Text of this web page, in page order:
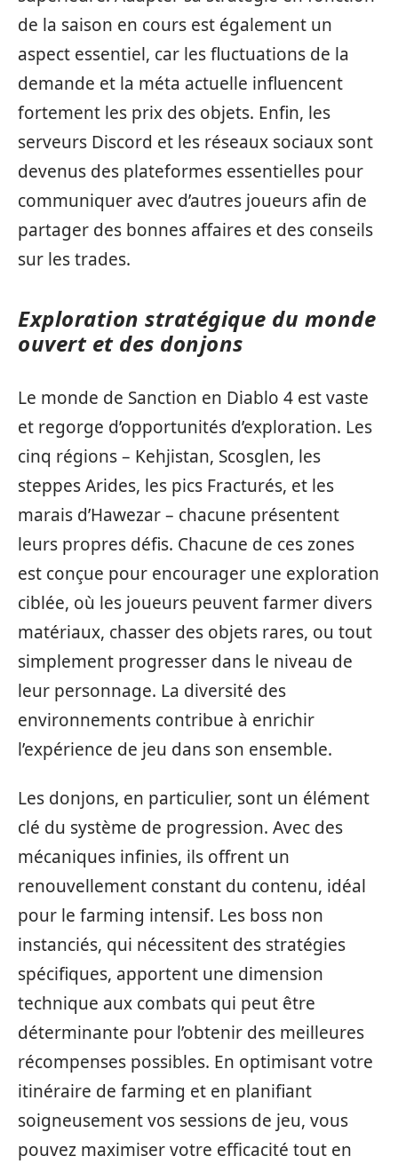
de la saison en cours est également un
aspect essentiel, car les fluctuations de la
demande et la méta actuelle influencent
fortement les prix des objets. Enfin, les
serveurs Discord et les réseaux sociaux sont
devenus des plateformes essentielles pour
communiquer avec d’autres joueurs afin de
partager des bonnes affaires et des conseils
sur les trades.
Exploration stratégique du monde
ouvert et des donjons
Le monde de Sanction en Diablo 4 est vaste
et regorge d’opportunités d’exploration. Les
cinq régions – Kehjistan, Scosglen, les
steppes Arides, les pics Fracturés, et les
marais d’Hawezar – chacune présentent
leurs propres défis. Chacune de ces zones
est conçue pour encourager une exploration
ciblée, où les joueurs peuvent farmer divers
matériaux, chasser des objets rares, ou tout
simplement progresser dans le niveau de
leur personnage. La diversité des
environnements contribue à enrichir
l’expérience de jeu dans son ensemble.
Les donjons, en particulier, sont un élément
clé du système de progression. Avec des
mécaniques infinies, ils offrent un
renouvellement constant du contenu, idéal
pour le farming intensif. Les boss non
instanciés, qui nécessitent des stratégies
spécifiques, apportent une dimension
technique aux combats qui peut être
déterminante pour l’obtenir des meilleures
récompenses possibles. En optimisant votre
itinéraire de farming et en planifiant
soigneusement vos sessions de jeu, vous
pouvez maximiser votre efficacité tout en